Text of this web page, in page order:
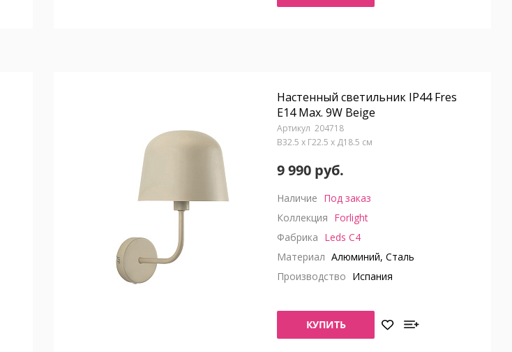
Настенный светильник IP44 Fres
E14 Max. 9W Beige
204718
В32.5 x Г22.5 x Д18.5 см
9 990 руб.
Наличие Под заказ
Коллекция Forlight
Фабрика Leds C4
Материал Алюминий, Сталь
Производство Испания
КУПИТЬ